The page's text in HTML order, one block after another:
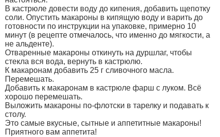
В кастрюле довести воду до кипения, добавить щепотку
соли. Опустить макароны в кипящую воду и варить до
готовности по инструкции на упаковке, примерно 10
минут (в рецепте отмечалось, что именно до мягкости, а
не альденте).
Отваренные макароны откинуть на дуршлаг, чтобы
стекла вся вода, вернуть в кастрюлю.
К макаронам добавить 25 г сливочного масла.
Перемешать.
Добавить к макаронам в кастрюле фарш с луком. Всё
хорошо перемешать.
Выложить макароны по-флотски в тарелку и подавать к
столу.
Это самые вкусные, сытные и аппетитные макароны!
Приятного вам аппетита!